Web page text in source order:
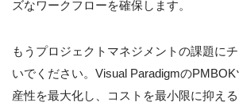
ズなワークフローを確保します。
もうプロジェクトマネジメントの課題に
いでください。Visual Paradigmの
産性を最大化し、コストを最小限に抑え